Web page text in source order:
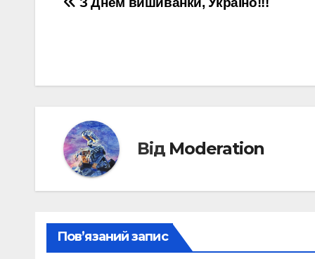
Навігація
Від Moderation
Пов’язаний запис